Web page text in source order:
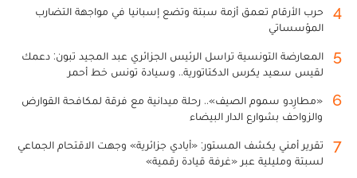
4
حرب الأرقام تعمق أزمة سبتة وتضع إسبانيا في مواجهة التضارب
المؤسساتي
5
المعارضة التونسية تراسل الرئيس الجزائري عبد المجيد تبون: دعمك
لقيس سعيد يكرس الدكتاتورية.. وسيادة تونس خط أحمر
6
«مطارِدو سموم الصيف».. رحلة ميدانية مع فرقة لمكافحة القوارض
والزواحف بشوارع الدار البيضاء
7
تقرير أمني يكشف المستور: «أيادي جزائرية» وجهت الاقتحام الجماعي
لسبتة ومليلية عبر «غرفة قيادة رقمية»